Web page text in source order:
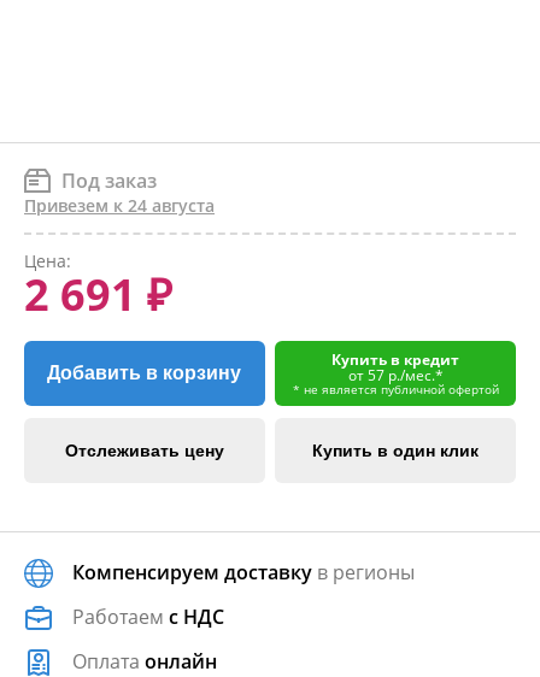
Под заказ
Привезем к 24 августа
Цена:
2 691 ₽
Добавить в корзину
Купить в кредит
от 57 р./мес.*
* не является публичной офертой
Отслеживать цену Купить в один клик
Компенсируем доставку в регионы
Работаем с НДС
Оплата онлайн